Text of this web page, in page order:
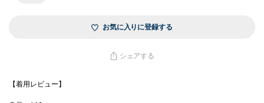
お気に入りに登録する
シェアする
【着用レビュー】